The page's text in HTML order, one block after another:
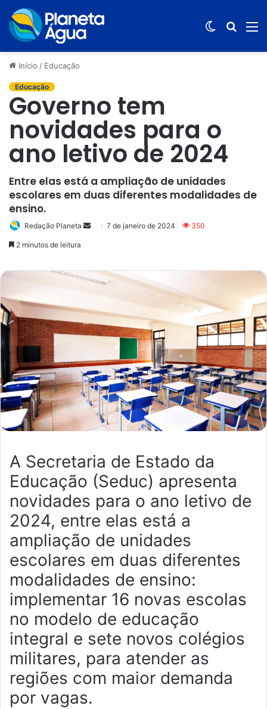
Switch
Início / Educação
Educação
Governo tem
novidades para o
ano letivo de 2024
Entre elas está a ampliação de unidades
escolares em duas diferentes modalidades de
ensino.
Redação Planeta
Mande
mail
7 de janeiro de 2024 350
2 minutos de leitura
A Secretaria de Estado da
Educação (Seduc) apresenta
novidades para o ano letivo de
2024, entre elas está a
ampliação de unidades
escolares em duas diferentes
modalidades de ensino:
implementar 16 novas escolas
no modelo de educação
integral e sete novos colégios
militares, para atender as
regiões com maior demanda
por vagas.